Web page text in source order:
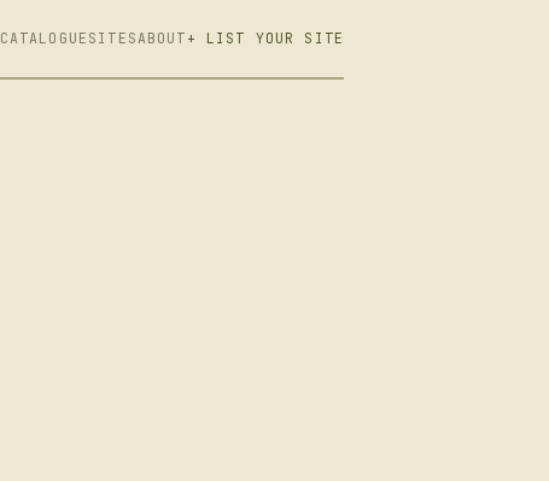
CATALOGUE SITESABOUT + LIST YOUR SITE